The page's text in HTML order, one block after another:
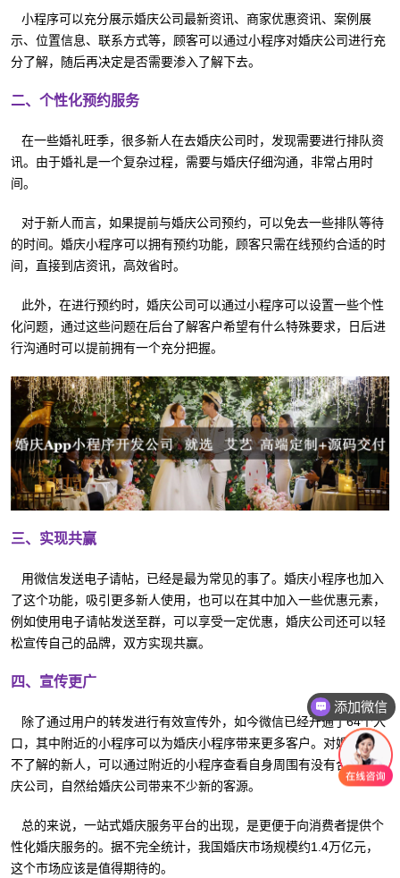
小程序可以充分展示婚庆公司最新资讯、商家优惠资讯、案例展
示、位置信息、联系方式等，顾客可以通过小程序对婚庆公司进行充
分了解，随后再决定是否需要渗入了解下去。
二、个性化预约服务
在一些婚礼旺季，很多新人在去婚庆公司时，发现需要进行排队资
讯。由于婚礼是一个复杂过程，需要与婚庆仔细沟通，非常占用时
间。
对于新人而言，如果提前与婚庆公司预约，可以免去一些排队等待
的时间。婚庆小程序可以拥有预约功能，顾客只需在线预约合适的时
间，直接到店资讯，高效省时。
此外，在进行预约时，婚庆公司可以通过小程序可以设置一些个性
化问题，通过这些问题在后台了解客户希望有什么特殊要求，日后进
行沟通时可以提前拥有一个充分把握。
三、实现共赢
用微信发送电子请帖，已经是最为常见的事了。婚庆小程序也加入
了这个功能，吸引更多新人使用，也可以在其中加入一些优惠元素，
例如使用电子请帖发送至群，可以享受一定优惠，婚庆公司还可以轻
松宣传自己的品牌，双方实现共赢。
四、宣传更广
除了通过用户的转发进行有效宣传外，如今微信已经开通了64个入
口，其中附近的小程序可以为婚庆小程序带来更多客户。对婚庆行业
不了解的新人，可以通过附近的小程序查看自身周围有没有合适的婚
庆公司，自然给婚庆公司带来不少新的客源。
总的来说，一站式婚庆服务平台的出现，是更便于向消费者提供个
性化婚庆服务的。据不完全统计，我国婚庆市场规模约1.4万亿元，
这个市场应该是值得期待的。
添加微信